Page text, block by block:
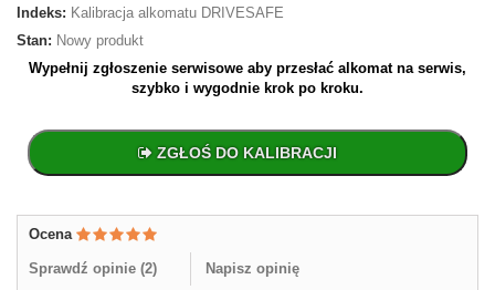
Indeks: Kalibracja alkomatu DRIVESAFE
Stan: Nowy produkt
Wypełnij zgłoszenie serwisowe aby przesłać alkomat na serwis,
szybko i wygodnie krok po kroku.
ZGŁOŚ DO KALIBRACJI
Ocena
Sprawdź opinie (2) Napisz opinię